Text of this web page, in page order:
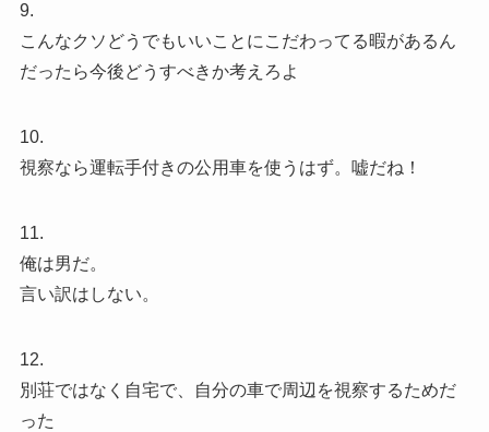
9.
こんなクソどうでもいいことにこだわってる暇があるん
だったら今後どうすべきか考えろよ
10.
視察なら運転手付きの公用車を使うはず。嘘だね！
11.
俺は男だ。
言い訳はしない。
12.
別荘ではなく自宅で、自分の車で周辺を視察するためだ
った